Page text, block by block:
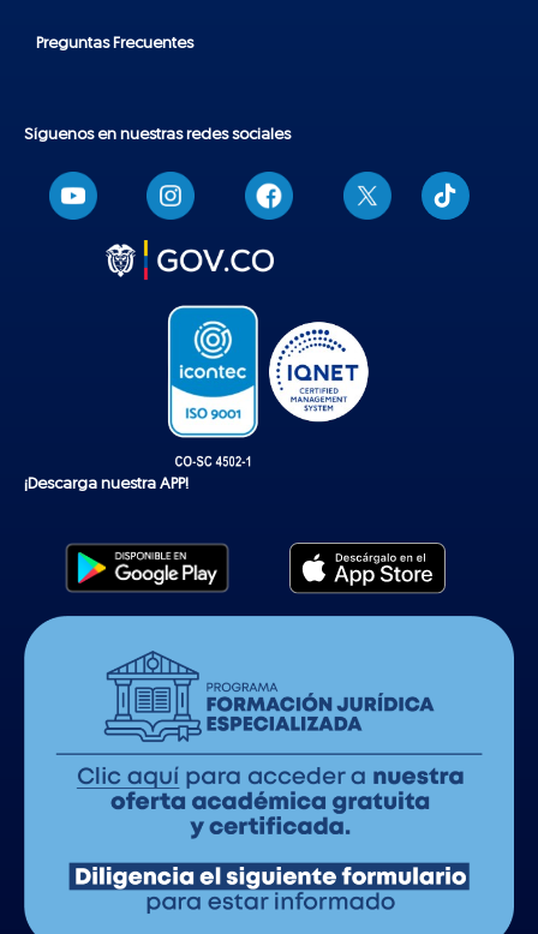
Preguntas Frecuentes
Síguenos en nuestras redes sociales
T
i
k
¡Descarga nuestra APP!